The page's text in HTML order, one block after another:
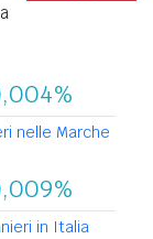
nelle Marche
in Italia